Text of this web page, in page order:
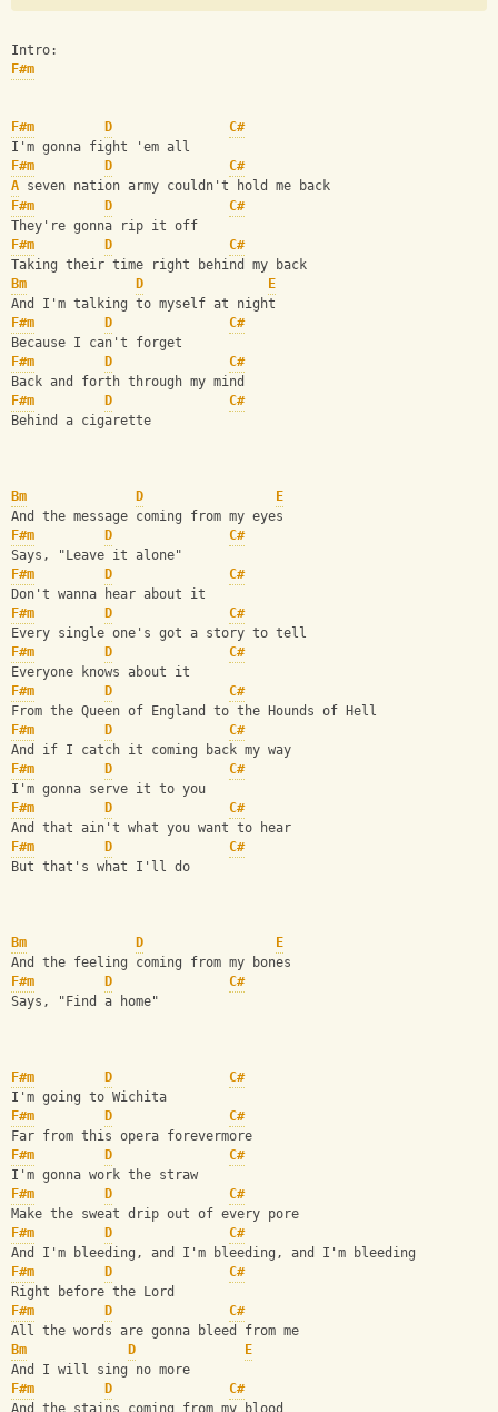
Intro:
F#m
F#m D
C#
I'm gonna fight 'em all
F#m
D
C#
A seven nation army couldn't hold me back
F#m
D
C#
They're gonna rip it off
F#m
D
C#
Taking their time right behind my back
Bm
D
E
And I'm talking to myself at night
F#m
D
C#
Because I can't forget
F#m
D
C#
Back and forth through my mind
F#m
D
C#
Behind a cigarette
Bm D
E
And the message coming from my eyes
F#m
D
C#
Says, "Leave it alone"
F#m
D
C#
Don't wanna hear about it
F#m
D
C#
Every single one's got a story to tell
F#m
D
C#
Everyone knows about it
F#m
D
C#
From the Queen of England to the Hounds of Hell
F#m
D
C#
And if I catch it coming back my way
F#m
D
C#
I'm gonna serve it to you
F#m
D
C#
And that ain't what you want to hear
F#m
D
C#
But that's what I'll do
Bm D
E
And the feeling coming from my bones
F#m
D
C#
Says, "Find a home"
F#m D
C#
I'm going to Wichita
F#m
D
C#
Far from this opera forevermore
F#m
D
C#
I'm gonna work the straw
F#m
D
C#
Make the sweat drip out of every pore
F#m
D
C#
And I'm bleeding, and I'm bleeding, and I'm bleeding
F#m
D
C#
Right before the Lord
F#m
D
C#
All the words are gonna bleed from me
Bm
D
E
And I will sing no more
F#m
D
C#